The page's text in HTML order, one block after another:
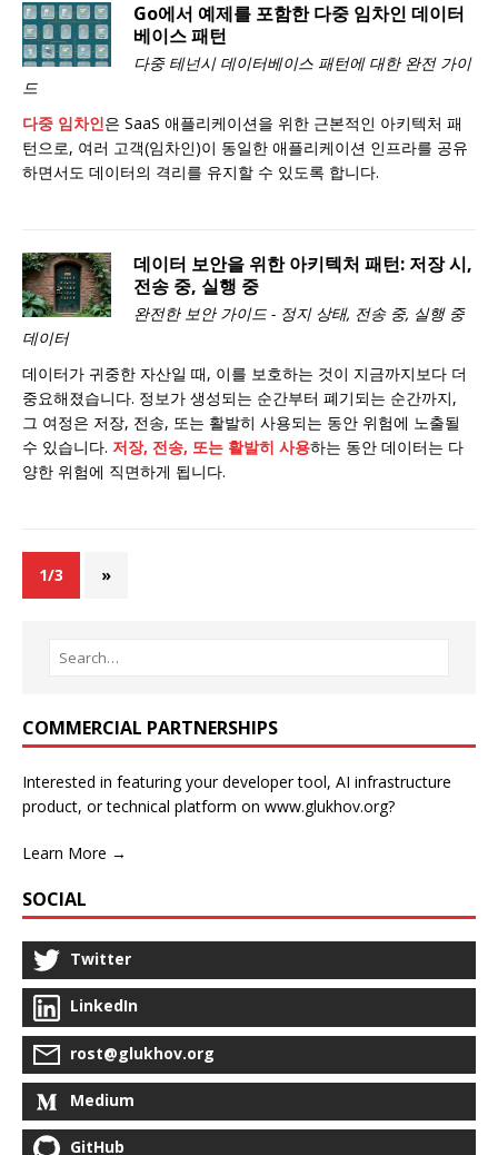
Go에서 예제를 포함한 다중 임차인 데이터
베이스 패턴
다중 테넌시 데이터베이스 패턴에 대한 완전 가이
드
다중 임차인은 SaaS 애플리케이션을 위한 근본적인 아키텍처 패
턴으로, 여러 고객(임차인)이 동일한 애플리케이션 인프라를 공유
하면서도 데이터의 격리를 유지할 수 있도록 합니다.
데이터 보안을 위한 아키텍처 패턴: 저장 시,
전송 중, 실행 중
완전한 보안 가이드 - 정지 상태, 전송 중, 실행 중
데이터
데이터가 귀중한 자산일 때, 이를 보호하는 것이 지금까지보다 더
중요해졌습니다. 정보가 생성되는 순간부터 폐기되는 순간까지,
그 여정은 저장, 전송, 또는 활발히 사용되는 동안 위험에 노출될
수 있습니다. 저장, 전송, 또는 활발히 사용하는 동안 데이터는 다
양한 위험에 직면하게 됩니다.
1/3 »
COMMERCIAL PARTNERSHIPS
Interested in featuring your developer tool, AI infrastructure
product, or technical platform on www.glukhov.org?
Learn More →
SOCIAL
Twitter
LinkedIn
rost@glukhov.org
Medium
GitHub